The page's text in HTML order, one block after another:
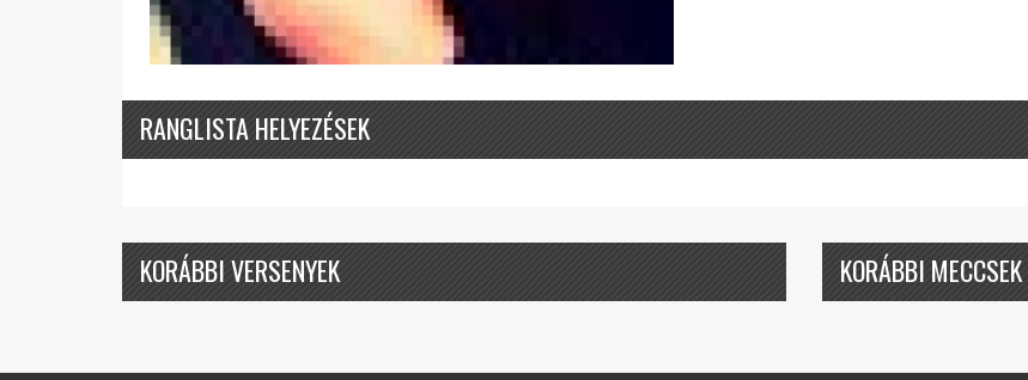
RANGLISTA HELYEZÉSEK
KORÁBBI VERSENYEK KORÁBBI MECCSEK